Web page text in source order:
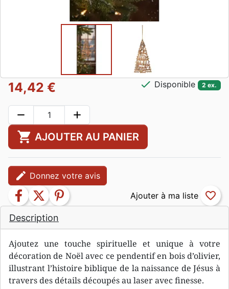
Description
Ajoutez une touche spirituelle et unique à votre
décoration de Noël avec ce pendentif en bois d’olivier,
illustrant l’histoire biblique de la naissance de Jésus à
travers des détails découpés au laser avec finesse.
14,42 € check Disponible 2 ex.
remove add
shopping_cart AJOUTER AU PANIER
edit Donnez votre avis
facebook twitter pinterest favorite_border